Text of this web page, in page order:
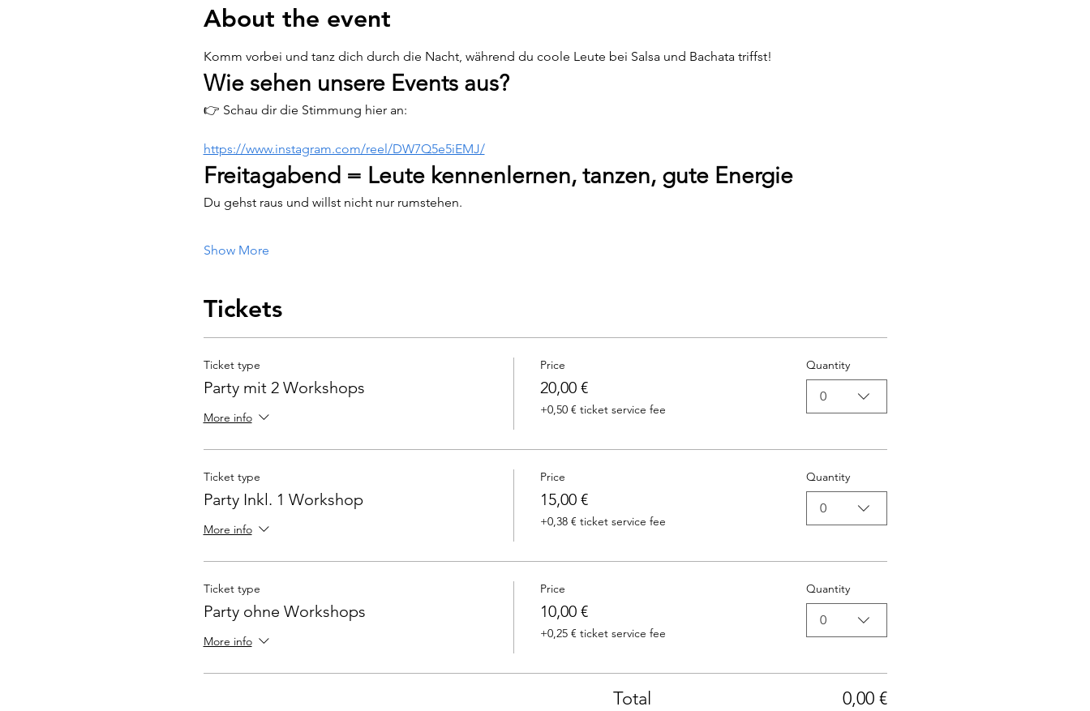
About the event
Komm vorbei und tanz dich durch die Nacht, während du coole Leute bei Salsa und Bachata triffst!
Wie sehen unsere Events aus?
👉 Schau dir die Stimmung hier an:
https://www.instagram.com/reel/DW7Q5e5iEMJ/
Freitagabend = Leute kennenlernen, tanzen, gute Energie
Du gehst raus und willst nicht nur rumstehen.
Show More
Tickets
Ticket type
Party mit 2 Workshops
More info
Price
20,00 €
+0,50 € ticket service fee
Quantity
0
Ticket type
Party Inkl. 1 Workshop
More info
Price
15,00 €
+0,38 € ticket service fee
Quantity
0
Ticket type
Party ohne Workshops
More info
Price
10,00 €
+0,25 € ticket service fee
Quantity
0
Total 0,00 €